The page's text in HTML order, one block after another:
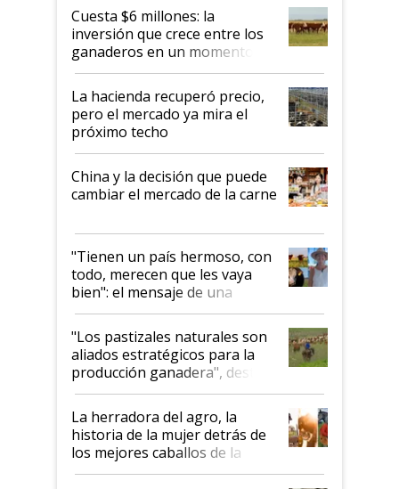
Cuesta $6 millones: la
inversión que crece entre los
ganaderos en un momento
histórico para la actividad
La hacienda recuperó precio,
pero el mercado ya mira el
próximo techo
China y la decisión que puede
cambiar el mercado de la carne
"Tienen un país hermoso, con
todo, merecen que les vaya
bien": el mensaje de una
ganadera uruguaya sobre las
oportunidades que se abren
para el agro en Argentina, con
foco en la carne
"Los pastizales naturales son
aliados estratégicos para la
producción ganadera", destaca
la iniciativa que ya reúne a 46
establecimientos en Argentina
La herradora del agro, la
historia de la mujer detrás de
los mejores caballos de la
Argentina y los mitos que